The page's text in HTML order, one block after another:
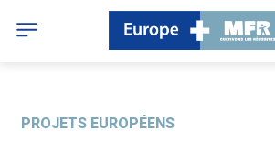
PROJETS EUROPÉENS